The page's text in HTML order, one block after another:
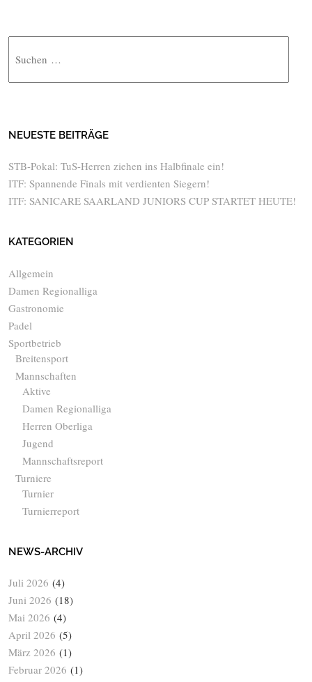
NEUESTE BEITRÄGE
STB-Pokal: TuS-Herren ziehen ins Halbfinale ein!
ITF: Spannende Finals mit verdienten Siegern!
ITF: SANICARE SAARLAND JUNIORS CUP STARTET HEUTE!
KATEGORIEN
Allgemein
Damen Regionalliga
Gastronomie
Padel
Sportbetrieb
Breitensport
Mannschaften
Aktive
Damen Regionalliga
Herren Oberliga
Jugend
Mannschaftsreport
Turniere
Turnier
Turnierreport
NEWS-ARCHIV
Juli 2026 (4)
Juni 2026 (18)
Mai 2026 (4)
April 2026 (5)
März 2026 (1)
Februar 2026 (1)